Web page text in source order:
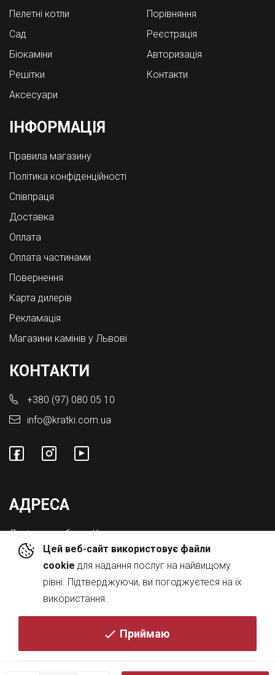
Цей веб-сайт використовує файли
cookie для надання послуг на найвищому
рівні. Підтверджуючи, ви погоджуєтеся на їх
використання.
Приймаю
Пелетні котли
Cад
Біокаміни
Решітки
Аксесуари
Порівняння
Реєстрація
Авторизація
Контакти
ІНФОРМАЦІЯ
Правила магазину
Політика конфіденційності
Співпраця
Доставка
Оплата
Оплата частинами
Повернення
Карта дилерів
Рекламація
Магазини камінів у Львові
КОНТАКТИ
+380 (97) 080 05 10
info@kratki.com.ua
АДРЕСА
Львівська обл., с. Конопниця,
Вул. Городоцька 8а